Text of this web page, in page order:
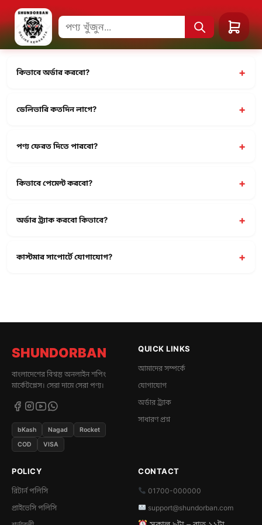
কিভাবে অর্ডার করবো? +
ডেলিভারি কতদিন লাগে? +
পণ্য ফেরত দিতে পারবো? +
কিভাবে পেমেন্ট করবো? +
অর্ডার ট্র্যাক করবো কিভাবে? +
কাস্টমার সাপোর্টে যোগাযোগ? +
SHUNDORBAN
বাংলাদেশের বিশ্বস্ত অনলাইন শপিং
মার্কেটপ্লেস। সেরা দামে সেরা পণ্য।
bKash Nagad
Rocket
COD
VISA
QUICK LINKS
আমাদের সম্পর্কে
যোগাযোগ
অর্ডার ট্র্যাক
সাধারণ প্রশ্ন
POLICY
রিটার্ন পলিসি
প্রাইভেসি পলিসি
CONTACT
01700-000000
support@shundorban.com